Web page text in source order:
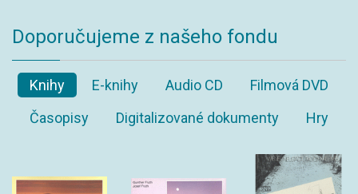
Doporučujeme z našeho fondu
Knihy E-knihy Audio CD
Filmová DVD
Časopisy
Digitalizované dokumenty Hry